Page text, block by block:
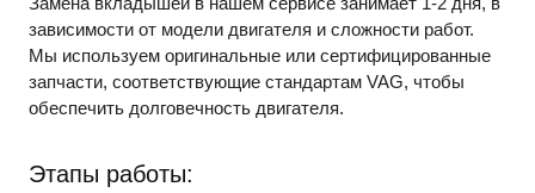
зависимости от модели двигателя и сложности работ.
Мы используем оригинальные или сертифицированные
запчасти, соответствующие стандартам VAG, чтобы
обеспечить долговечность двигателя.
Этапы работы: